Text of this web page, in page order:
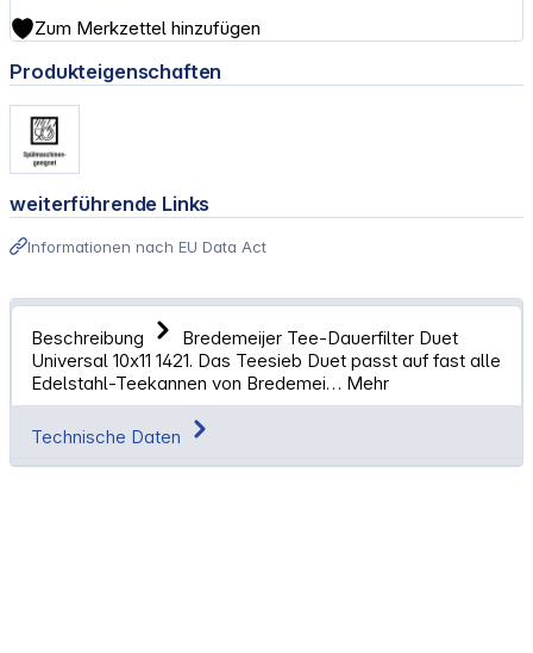
Zum Merkzettel hinzufügen
Produkteigenschaften
weiterführende Links
Informationen nach EU Data Act
Beschreibung
Bredemeijer Tee-Dauerfilter Duet
Universal 10x11 1421. Das Teesieb Duet passt auf fast alle
Edelstahl-Teekannen von Bredemei… Mehr
Technische Daten